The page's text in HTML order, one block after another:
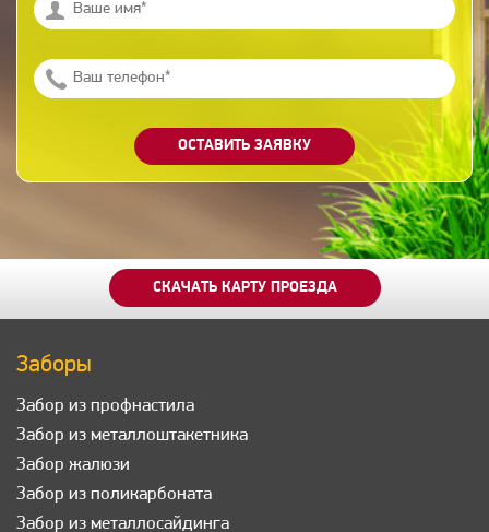
ОСТАВИТЬ ЗАЯВКУ
СКАЧАТЬ КАРТУ ПРОЕЗДА
Заборы
Забор из профнастила
Забор из металлоштакетника
Забор жалюзи
Забор из поликарбоната
Забор из металлосайдинга